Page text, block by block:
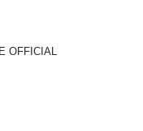
OFFICIAL